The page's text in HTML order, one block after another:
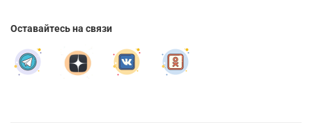
Оставайтесь на связи